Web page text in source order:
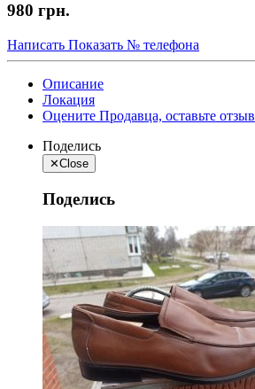
980 грн.
Написать Показать № телефона
Описание
Локация
Оцените Продавца, оставьте отзыв
Поделись
✕Close
Поделись